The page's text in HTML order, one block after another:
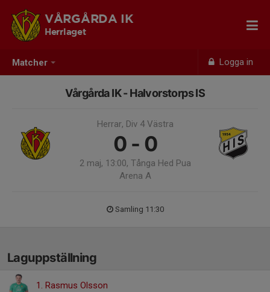
Matcher Logga in
VÅRGÅRDA IK
Herrlaget
Vårgårda IK - Halvorstorps IS
Herrar, Div 4 Västra
0 - 0
2 maj, 13:00, Tånga Hed Pua
Arena A
Samling 11:30
Laguppställning
1. Rasmus Olsson